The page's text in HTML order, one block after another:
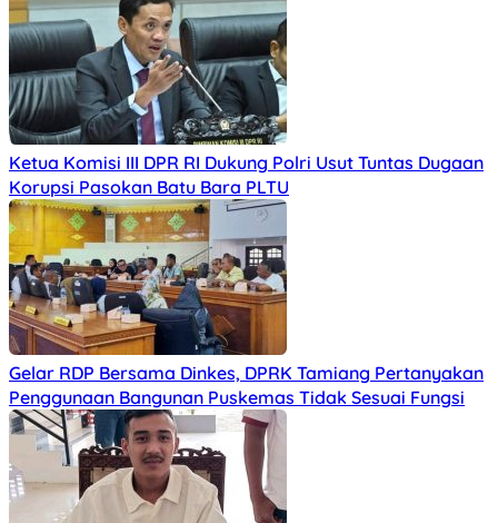
Ketua Komisi III DPR RI Dukung Polri Usut Tuntas Dugaan
Korupsi Pasokan Batu Bara PLTU
Gelar RDP Bersama Dinkes, DPRK Tamiang Pertanyakan
Penggunaan Bangunan Puskemas Tidak Sesuai Fungsi